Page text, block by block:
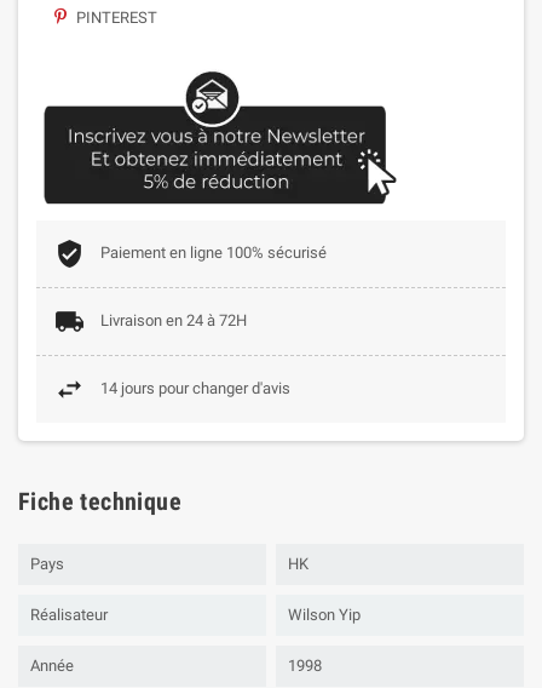
PINTEREST
Paiement en ligne 100% sécurisé
Livraison en 24 à 72H
14 jours pour changer d'avis
Fiche technique
Pays HK
Réalisateur Wilson Yip
Année 1998